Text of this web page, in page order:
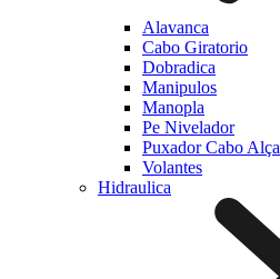
Alavanca
Cabo Giratorio
Dobradica
Manipulos
Manopla
Pe Nivelador
Puxador Cabo Alça
Volantes
Hidraulica